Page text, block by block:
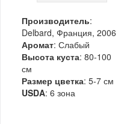
Производитель:
Delbard, Франция, 2006
Аромат: Слабый
Высота куста: 80-100
см
Размер цветка: 5-7 см
USDA: 6 зона